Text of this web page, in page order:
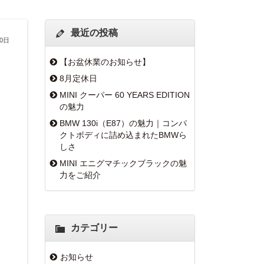
日
最近の投稿
【お盆休業のお知らせ】
8月定休日
MINI クーパー 60 YEARS EDITION
の魅力
BMW 130i（E87）の魅力｜コンパ
クトボディに詰め込まれたBMWら
しさ
MINI エニグマチックブラックの魅
力をご紹介
カテゴリー
お知らせ